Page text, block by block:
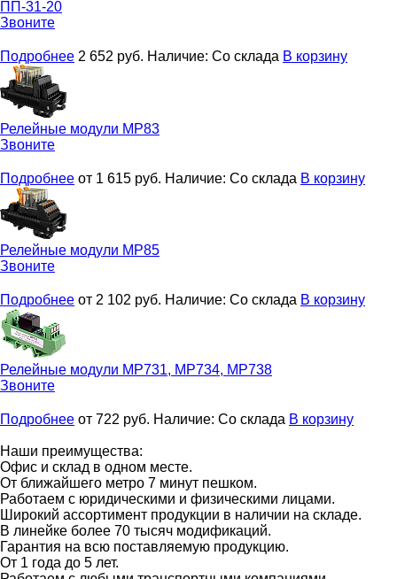
ПП-31-20
Звоните
Подробнее 2 652 руб. Наличие: Со склада В корзину
Релейные модули МР83
Звоните
Подробнее от 1 615 руб. Наличие: Со склада В корзину
Релейные модули МР85
Звоните
Подробнее от 2 102 руб. Наличие: Со склада В корзину
Релейные модули МР731, МР734, МР738
Звоните
Подробнее от 722 руб. Наличие: Со склада В корзину
Наши преимущества:
Офис и склад в одном месте.
От ближайшего метро 7 минут пешком.
Работаем с юридическими и физическими лицами.
Широкий ассортимент продукции в наличии на складе.
В линейке более 70 тысяч модификаций.
Гарантия на всю поставляемую продукцию.
От 1 года до 5 лет.